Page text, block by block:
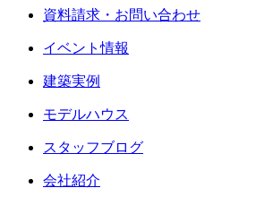
資料請求・お問い合わせ
イベント情報
建築実例
モデルハウス
スタッフブログ
会社紹介